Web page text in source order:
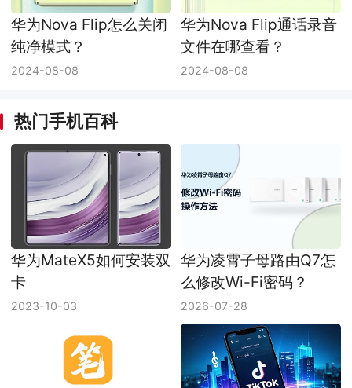
华为Nova Flip怎么关闭
纯净模式？
2024-08-08
华为Nova Flip通话录音
文件在哪查看？
2024-08-08
热门手机百科
华为MateX5如何安装双
卡
2023-10-03
华为凌霄子母路由Q7怎
么修改Wi-Fi密码？
2026-07-28